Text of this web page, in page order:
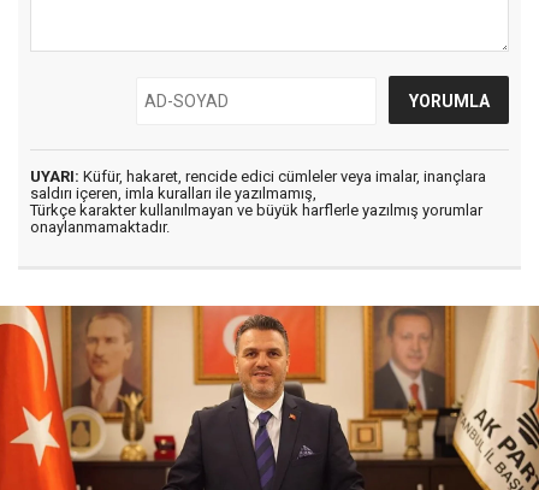
UYARI: Küfür, hakaret, rencide edici cümleler veya imalar, inançlara
saldırı içeren, imla kuralları ile yazılmamış,
Türkçe karakter kullanılmayan ve büyük harflerle yazılmış yorumlar
onaylanmamaktadır.